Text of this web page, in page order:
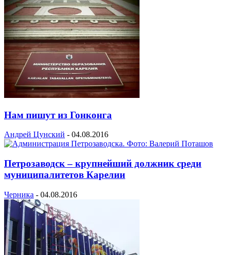
Нам пишут из Гонконга
Андрей Цунский - 04.08.2016
Петрозаводск – крупнейший должник среди
муниципалитетов Карелии
Черника - 04.08.2016